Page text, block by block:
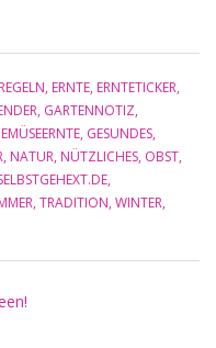
, ERNTE, ERNTETICKER,
, GARTENNOTIZ,
, GESUNDES,
, NATUR, NÜTZLICHES, OBST,
,
, TRADITION, WINTER,